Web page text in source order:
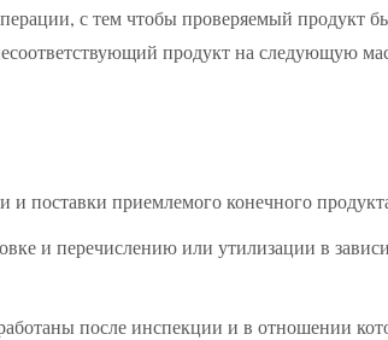
с тем чтобы проверяемый продукт
продукт на следующую
поставки приемлемого конечного
и перечислению или утилизации в
после инспекции и в отношении